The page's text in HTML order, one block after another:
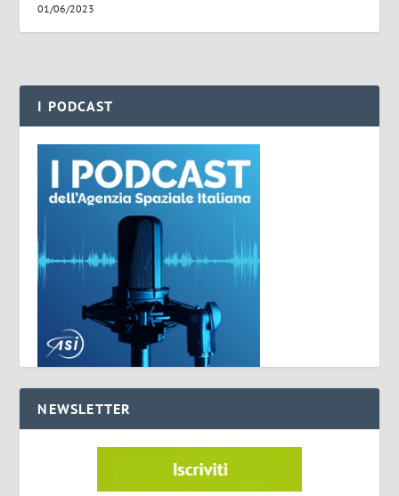
01/06/2023
I PODCAST
NEWSLETTER